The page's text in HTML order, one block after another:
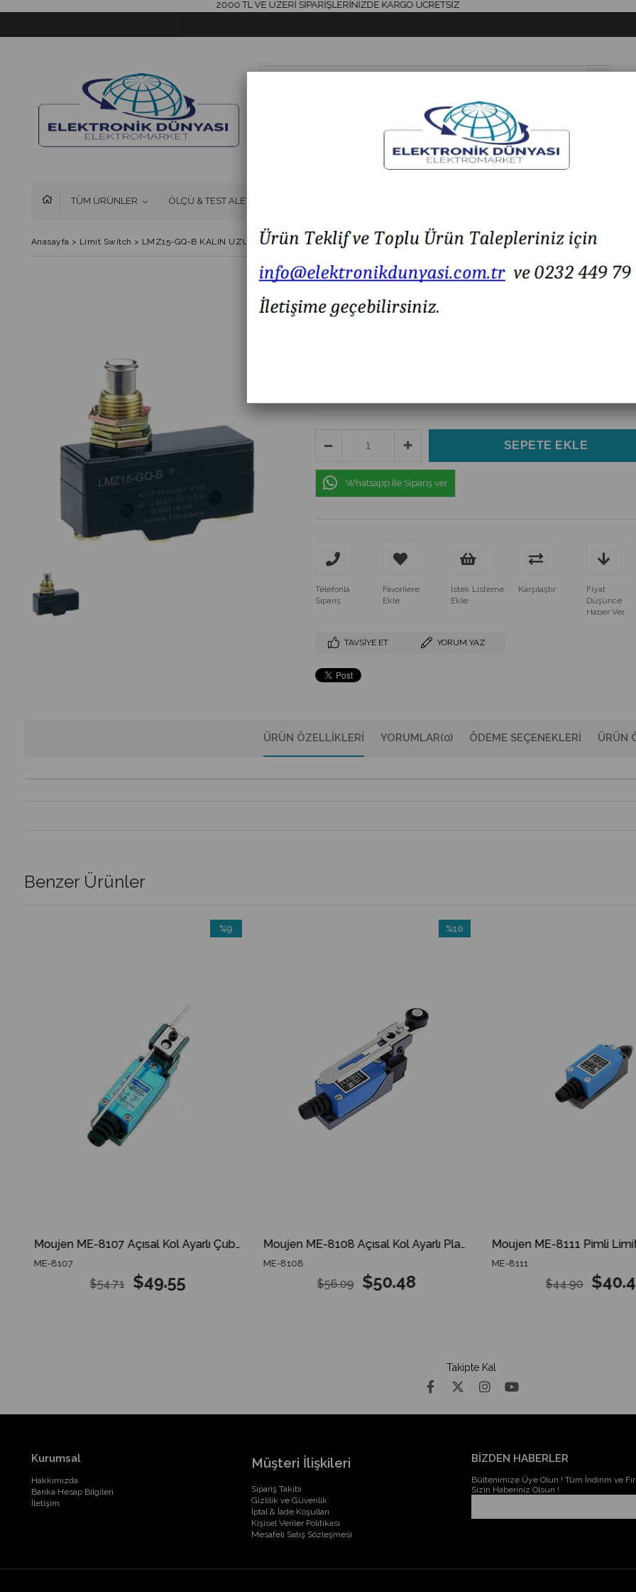
2000 TL VE ÜZERİ SİPARİŞLERİNİZDE KARGO ÜCRETSİZ
TÜM ÜRÜNLER ÖLÇÜ & TEST ALETLERİ
Anasayfa > Limit Switch > LMZ15-GQ-B KALIN UZUN PİMLİ SWİTCH
LMZ15-GQ-B KALIN UZUN PİMLİ SWİTCH
Whatsapp İle Sipariş ver
Telefonla
Sipariş
Favorilere
Ekle
İstek Listeme
Ekle
Karşılaştır
Fiyat
Düşünce
Haber Ver
TAVSIYE ET YORUM YAZ
ÜRÜN ÖZELLIKLERI YORUMLAR(0) ÖDEME SEÇENEKLERI ÜRÜN
Benzer Ürünler
Moujen ME-8107 Açısal Kol Ayarlı Çubuk Limit Switch ME 8107 ME8107
ME-8107
$49.55
$54.71
%9
Moujen ME-8108 Açısal Kol Ayarlı Plastik Makaralı Limit Switch ME 8108 ME8108
ME-8108
$50.48
$56.09
%10
ME-8111
$40.41
$44.90
Takipte Kal
Kurumsal
Hakkımızda
Banka Hesap Bilgileri
İletişim
Müşteri İlişkileri
Sipariş Takibi
Gizlilik ve Güvenlik
İptal & İade Koşulları
Kişisel Veriler Politikası
Mesafeli Satış Sözleşmesi
BİZDEN HABERLER
Bültenimize Üye Olun ! Tüm İndirim ve
Sizin Haberiniz Olsun !